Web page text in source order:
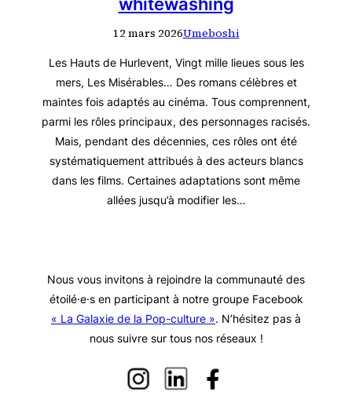
12 mars 2026Umeboshi
Les Hauts de Hurlevent, Vingt mille lieues sous les
mers, Les Misérables… Des romans célèbres et
maintes fois adaptés au cinéma. Tous comprennent,
parmi les rôles principaux, des personnages racisés.
Mais, pendant des décennies, ces rôles ont été
systématiquement attribués à des acteurs blancs
dans les films. Certaines adaptations sont même
allées jusqu’à modifier les…
Nous vous invitons à rejoindre la communauté des
étoilé·e·s en participant à notre groupe Facebook
« La Galaxie de la Pop-culture ». N’hésitez pas à
nous suivre sur tous nos réseaux !